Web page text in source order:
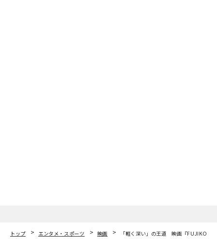
トップ エンタメ・スポーツ 映画 「軽く深い」の王道 映画『FUJIKO』